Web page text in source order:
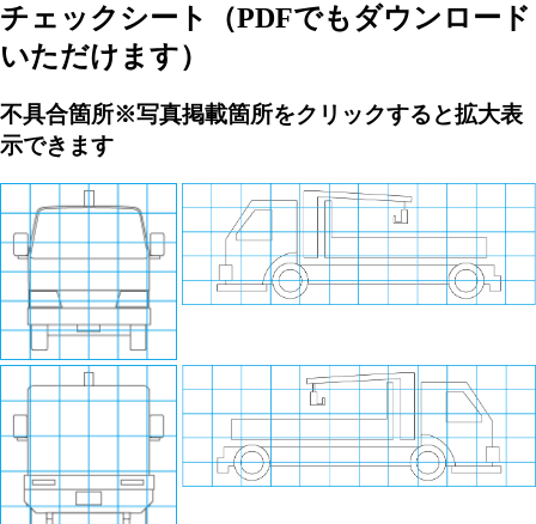
チェックシート
（PDFでもダウンロード
いただけます）
不具合箇所※写真掲載箇所をクリックすると拡大表
示できます